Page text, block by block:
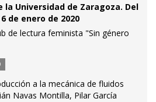
Universidad de Zaragoza. Del
de enero de 2020
de lectura feminista "Sin género
a la mecánica de fluidos
Navas Montilla, Pilar García